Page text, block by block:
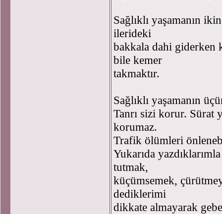
Sağlıklı yaşamanın
ilerideki
bakkala dahi giderken
bile kemer
takmaktır.
Sağlıklı yaşamanın
Tanrı sizi korur. Sürat
korumaz.
Trafik ölümleri
Yukarıda
tutmak,
küçümsemek,
dediklerimi
dikkate almayarak